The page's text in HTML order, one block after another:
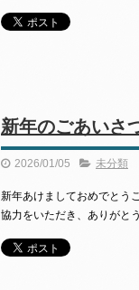
新年のごあいさ
2026/01/05 未分類
新年あけましておめでとう
協力をいただき、ありがと